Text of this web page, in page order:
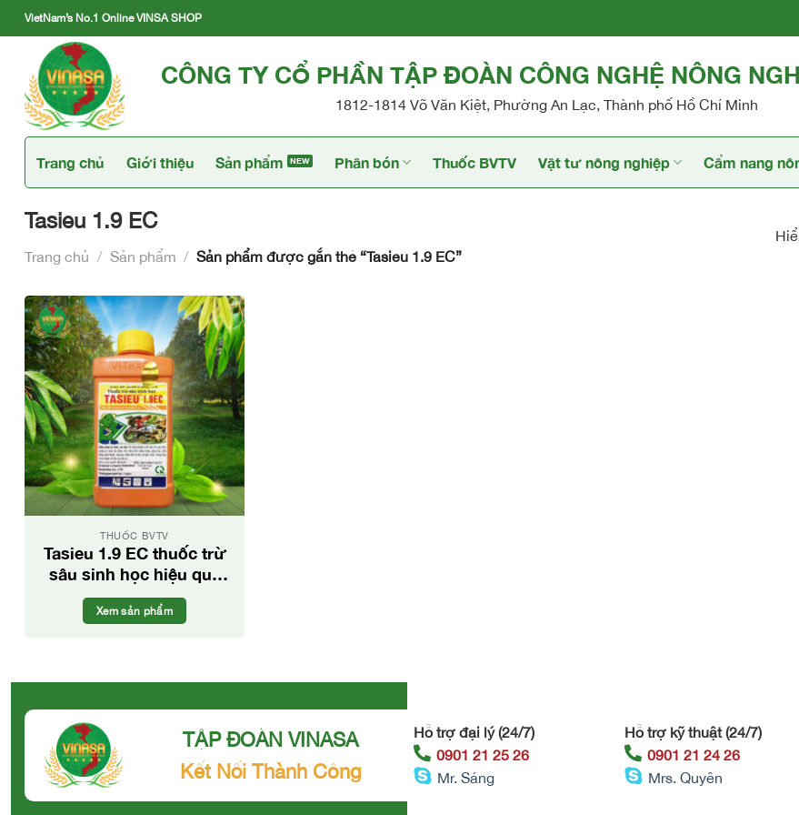
Skip
to
content
VietNam’s No.1 Online VINSA SHOP
CÔNG TY CỔ PHẦN TẬP ĐOÀN CÔNG NGHỆ NÔNG
1812-1814 Võ Văn Kiệt, Phường An Lạc, Thành phố Hồ Chí Minh
Trang chủ Giới thiệu Sản phẩm Phân bón Thuốc BVTV Vật tư nông nghiệp Cẩm nang
Tasieu 1.9 EC
Trang chủ / Sản phẩm / Sản phẩm được gắn thẻ “Tasieu 1.9 EC”
THUỐC BVTV
Tasieu 1.9 EC thuốc trừ
sâu sinh học hiệu quả
trên nhiều loại cây trồng
Xem sản phẩm
TẬP ĐOÀN VINASA
Kết Nối Thành Công
Hỗ trợ đại lý (24/7)
0901 21 25 26
Mr. Sáng
Hỗ trợ kỹ thuật (24/7)
0901 21 24 26
Mrs. Quyên